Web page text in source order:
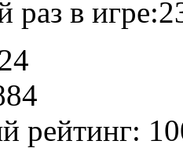
раз в игре:
рейтинг: